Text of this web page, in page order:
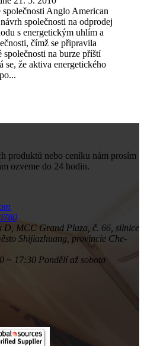
Anglo American
společnosti na odprodej
s energetickým uhlím a
čímž se připravila
společnosti na burze příští
se, že aktiva energetického
produktů nebo ceníku nám prosím
ozveme do 24 hodin.
D, MCC Grand Plaza, č. 66, silnice
Shijiazhuang, provincie Che-
~ 17:30 Pondělí až sobota